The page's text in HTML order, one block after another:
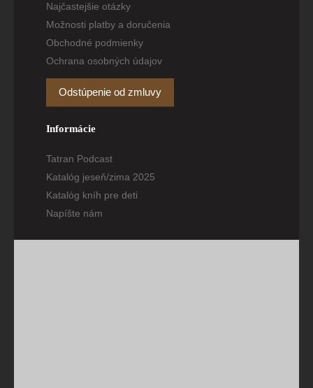
Najčastejšie otázky
Možnosti platby a doručenia
Obchodné podmienky
Ochrana osobných údajov
Odstúpenie od zmluvy
Informácie
Tatran Podcast
Katalóg jeseň/zima 2025
Katalóg kníh pre deti
Napíšte nám